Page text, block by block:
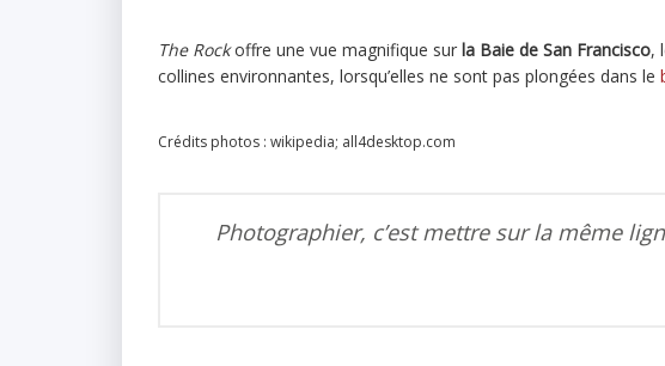
The Rockoffre une vue magnifique sur la Baie de San Francisco,
collines environnantes, lorsqu’elles ne sont pas plongées dans le
Crédits photos : wikipedia; all4desktop.com
Photographier, c’est mettre sur la même